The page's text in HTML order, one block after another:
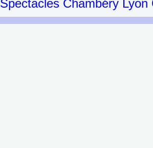
Spectacles Chambéry